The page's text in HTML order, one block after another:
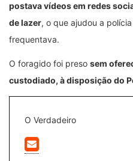
postava vídeos em redes
de lazer, o que ajudou a
frequentava.
O foragido foi preso sem
custodiado, à disposição do
O Verdadeiro